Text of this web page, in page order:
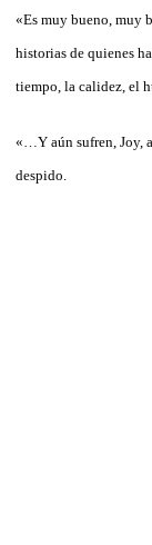
«Es muy bueno, muy
historias de quienes
tiempo, la calidez, el
«…Y aún sufren, Joy,
despido.